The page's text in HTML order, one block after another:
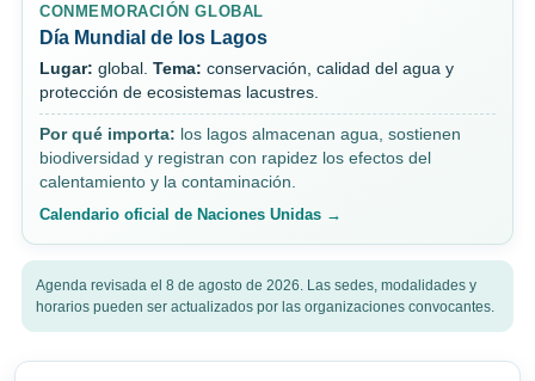
CONMEMORACIÓN GLOBAL
Día Mundial de los Lagos
Lugar: global. Tema: conservación, calidad del agua y
protección de ecosistemas lacustres.
Por qué importa: los lagos almacenan agua, sostienen
biodiversidad y registran con rapidez los efectos del
calentamiento y la contaminación.
Calendario oficial de Naciones Unidas →
Agenda revisada el 8 de agosto de 2026. Las sedes, modalidades y
horarios pueden ser actualizados por las organizaciones convocantes.